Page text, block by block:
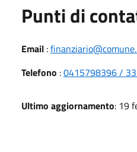
Punti di
Email :
Telefono :0415798396 /
Ultimo aggiornamento: 19